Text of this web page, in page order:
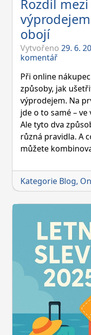
Rozdíl
obojí
Vytvořeno 29. 6.
komentářon
mezi
kódem
a
–
jak
obojí
Při online
způsoby, jak
výprodejem. Na
jde o to samé –
Ale tyto dva
různá pravidla. A
můžete
Kategorie Blog,